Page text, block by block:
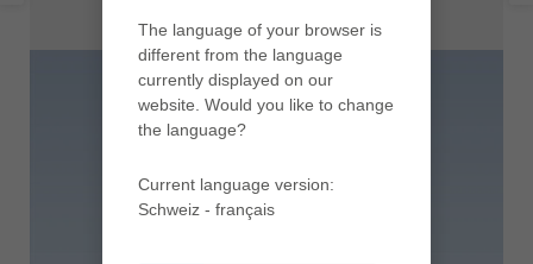
The language of your browser is
different from the language
currently displayed on our
website. Would you like to change
the language?
Current language version:
Schweiz - français